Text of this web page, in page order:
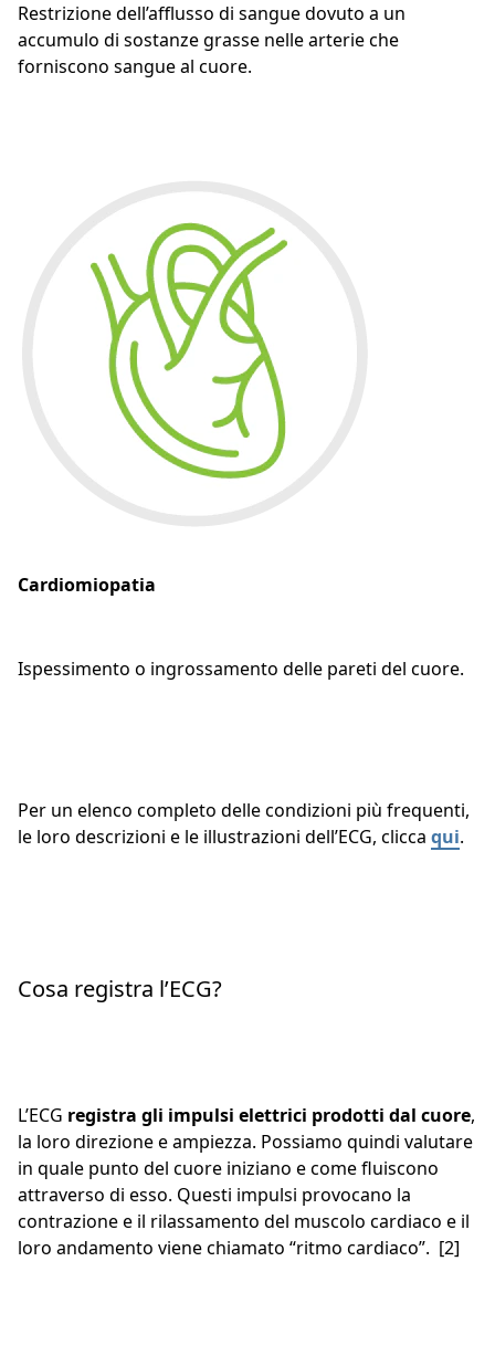
Restrizione dell’afflusso di sangue dovuto a un
accumulo di sostanze grasse nelle arterie che
forniscono sangue al cuore.
Cardiomiopatia
Ispessimento o ingrossamento delle pareti del cuore.
Per un elenco completo delle condizioni più frequenti,
le loro descrizioni e le illustrazioni dell’ECG, clicca qui.
Cosa registra l’ECG?
L’ECG registra gli impulsi elettrici prodotti dal cuore,
la loro direzione e ampiezza. Possiamo quindi valutare
in quale punto del cuore iniziano e come fluiscono
attraverso di esso. Questi impulsi provocano la
contrazione e il rilassamento del muscolo cardiaco e il
loro andamento viene chiamato “ritmo cardiaco”. [2]